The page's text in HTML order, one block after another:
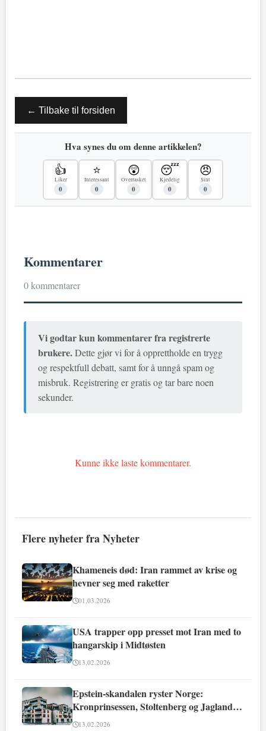
← Tilbake til forsiden
Hva synes du om denne artikkelen?
👍
Liker
0
⭐
Interessant
0
😲
Overrasket
0
😴
Kjedelig
0
😠
Sint
0
Kommentarer
0 kommentarer
Vi godtar kun kommentarer fra registrerte
brukere.Dette gjør vi for å opprettholde en trygg
og respektfull debatt, samt for å unngå spam og
misbruk. Registrering er gratis og tar bare noen
sekunder.
Kunne ikke laste kommentarer.
Flere nyheter fra Nyheter
Khameneis død: Iran rammet av krise og
hevner seg med raketter
01.03.2026
USA trapper opp presset mot Iran med to
hangarskip i Midtøsten
13.02.2026
Epstein-skandalen ryster Norge:
Kronprinsessen, Stoltenberg og Jagland
involvert
13.02.2026